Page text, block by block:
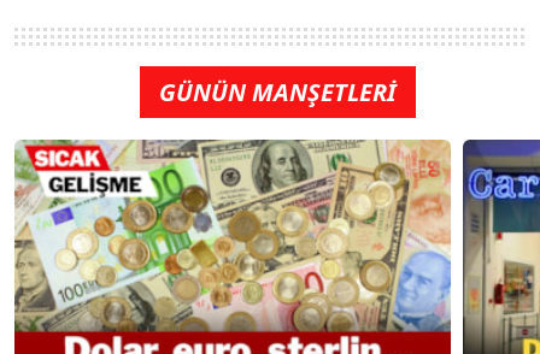
GÜNÜN MANŞETLERİ